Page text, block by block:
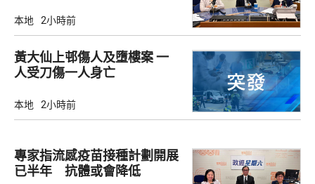
本地 2小時前
黃大仙上邨傷人及墮樓案 一
人受刀傷一人身亡
本地 2小時前
專家指流感疫苗接種計劃開展
已半年 抗體或會降低